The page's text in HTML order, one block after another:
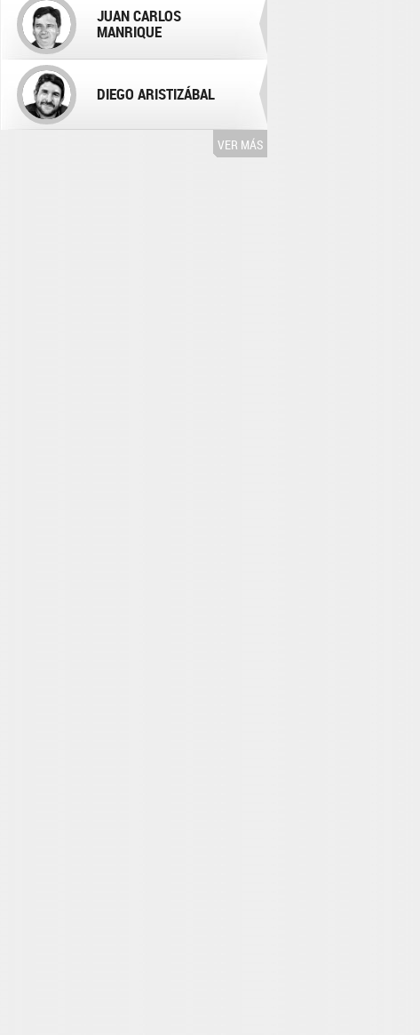
JUAN CARLOS
MANRIQUE
DIEGO ARISTIZÁBAL
VER MÁS